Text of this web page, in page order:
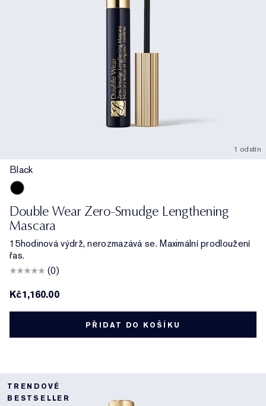
1 odstín
Black
Double Wear Zero-Smudge Lengthening
Mascara
15hodinová výdrž, nerozmazává se. Maximální prodloužení
řas.
(0)
Kč1,160.00
PŘIDAT DO KOŠÍKU
TRENDOVÉ
BESTSELLER